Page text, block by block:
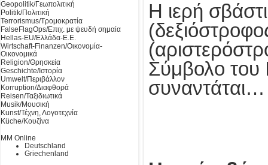
Geopolitik/Γεωπολιτική
Politik/Πολιτική
Terrorismus/Τρομοκρατία
FalseFlagOps/Επιχ. με ψευδή σημαία
Hellas-EU/Ελλάδα-Ε.Ε.
Wirtschaft-Finanzen/Οικονομία-
Οικονομικά
Religion/Θρησκεία
Geschichte/Ιστορία
Umwelt/Περιβάλλον
Korruption/Διαφθορά
Reisen/Ταξιδιωτικά
Musik/Μουσική
Kunst/Τέχνη, Λογοτεχνία
Küche/Κουζίνα
MM Online
Deutschland
Griechenland
Η ιερή
Σύμβολο του
συναντάται…